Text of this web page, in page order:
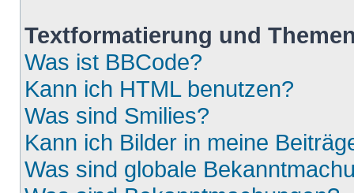
Textformatierung und
Was ist BBCode?
Kann ich HTML benutzen?
Was sind Smilies?
Kann ich Bilder in meine
Was sind globale